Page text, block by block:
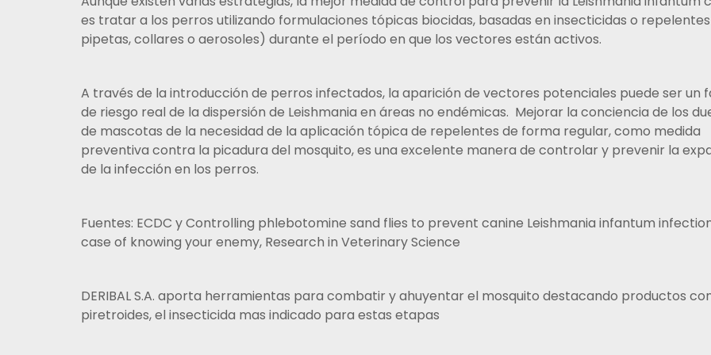
es tratar a los perros utilizando formulaciones tópicas biocidas, basadas en insecticidas o
pipetas, collares o aerosoles) durante el período en que los vectores están activos.
A través de la introducción de perros infectados, la aparición de vectores potenciales puede ser un
de riesgo real de la dispersión de Leishmania en áreas no endémicas. Mejorar la conciencia de los
de mascotas de la necesidad de la aplicación tópica de repelentes de forma regular, como medida
preventiva contra la picadura del mosquito, es una excelente manera de controlar y prevenir la
de la infección en los perros.
Fuentes: ECDC y Controlling phlebotomine sand flies to prevent canine Leishmania infantum
case of knowing your enemy, Research in Veterinary Science
DERIBAL S.A. aporta herramientas para combatir y ahuyentar el mosquito destacando productos
piretroides, el insecticida mas indicado para estas etapas